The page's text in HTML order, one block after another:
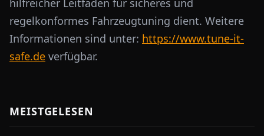
hilfreicher Leitfaden für sicheres und
regelkonformes Fahrzeugtuning dient. Weitere
Informationen sind unter: https://www.tune-it-
safe.de verfügbar.
MEISTGELESEN